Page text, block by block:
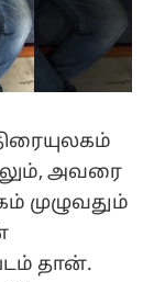
அவரை
முழுவதும்
தான்.